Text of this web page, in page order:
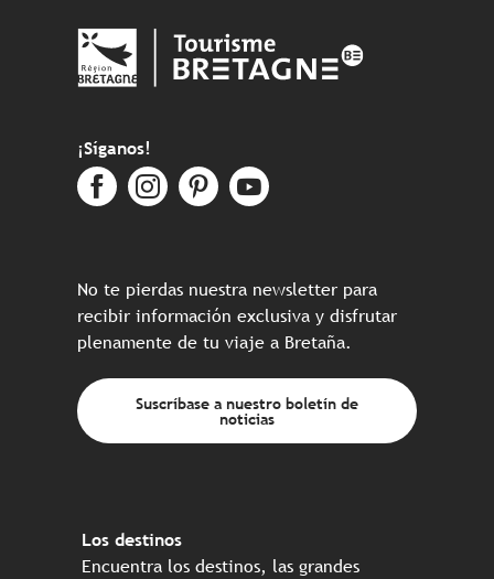
¡Síganos!
No te pierdas nuestra newsletter para
recibir información exclusiva y disfrutar
plenamente de tu viaje a Bretaña.
Suscríbase a nuestro boletín de
noticias
Los destinos
Encuentra los destinos, las grandes